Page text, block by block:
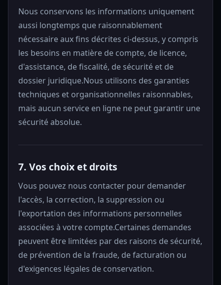
Nous conservons les informations uniquement
aussi longtemps que raisonnablement
nécessaire aux fins décrites ci-dessus, y compris
les besoins en matière de compte, de licence,
d'assistance, de fiscalité, de sécurité et de
dossier juridique.Nous utilisons des garanties
techniques et organisationnelles raisonnables,
mais aucun service en ligne ne peut garantir une
sécurité absolue.
7. Vos choix et droits
Vous pouvez nous contacter pour demander
l'accès, la correction, la suppression ou
l'exportation des informations personnelles
associées à votre compte.Certaines demandes
peuvent être limitées par des raisons de sécurité,
de prévention de la fraude, de facturation ou
d'exigences légales de conservation.